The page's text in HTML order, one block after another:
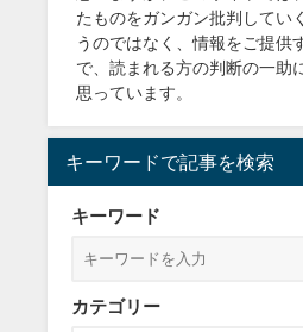
たものをガンガン批判してい
うのではなく、情報をご提供
で、読まれる方の判断の一助
思っています。
キーワードで記事を検索
キーワード
カテゴリー